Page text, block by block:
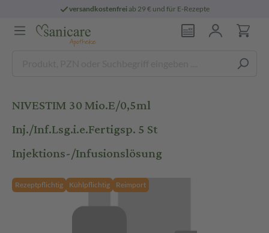
versandkostenfreiab 29 € und für E-Rezepte
NIVESTIM 30 Mio.E/0,5ml
Inj./Inf.Lsg.i.e.Fertigsp. 5 St
Injektions-/Infusionslösung
Rezeptpflichtig Kühlpflichtig Reimport